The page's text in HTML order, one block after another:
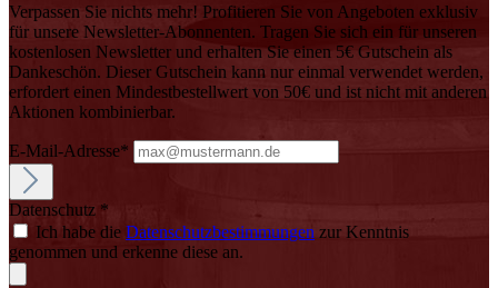
Verpassen Sie nichts mehr! Profitieren Sie von Angeboten exklusiv
für unsere Newsletter-Abonnenten. Tragen Sie sich ein für unseren
kostenlosen Newsletter und erhalten Sie einen 5€ Gutschein als
Dankeschön. Dieser Gutschein kann nur einmal verwendet werden,
erfordert einen Mindestbestellwert von 50€ und ist nicht mit anderen
Aktionen kombinierbar.
E-Mail-Adresse*
Datenschutz *
Ich habe die Datenschutzbestimmungen zur Kenntnis
genommen und erkenne diese an.